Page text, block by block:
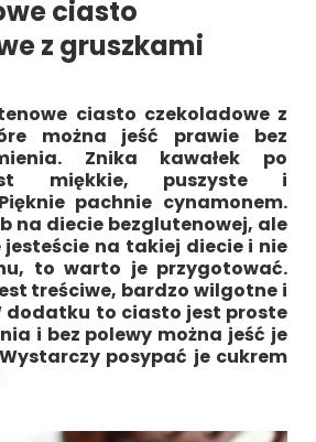
ciasto
z gruszkami
ciasto czekoladowe z
można jeść prawie bez
Znika kawałek po
miękkie, puszyste i
pachnie cynamonem.
na diecie bezglutenowej, ale
jesteście na takiej diecie i nie
to warto je przygotować.
treściwe, bardzo wilgotne i
dodatku to ciasto jest proste
i bez polewy można jeść je
posypać je cukrem